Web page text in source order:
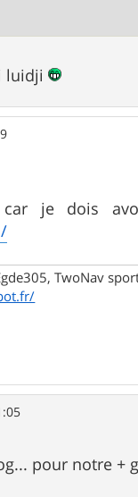
luidji
je dois
TwoNav
pour notre +